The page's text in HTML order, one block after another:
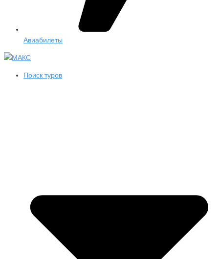
Авиабилеты
Поиск туров